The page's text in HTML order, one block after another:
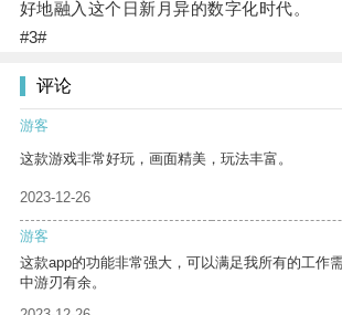
好地融入这个日新月异的数字化时代。
#3#
评论
游客
这款游戏非常好玩，画面精美，玩法丰富。
2023-12-26
游客
这款app的功能非常强大，可以满足我所有的工作
中游刃有余。